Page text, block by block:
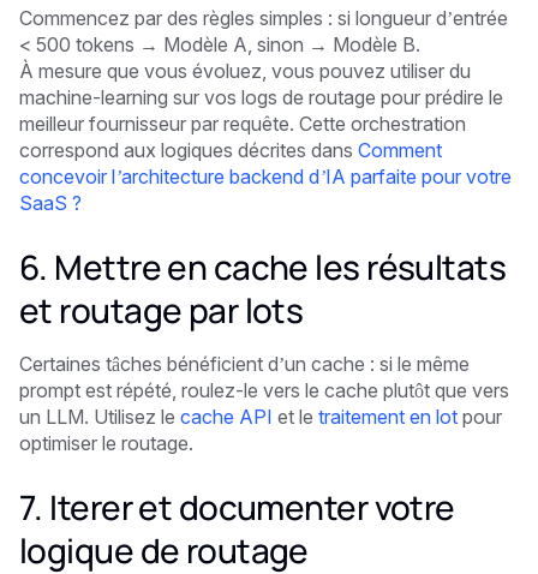
Commencez par des règles simples : si longueur d’entrée
< 500 tokens → Modèle A, sinon → Modèle B.
À mesure que vous évoluez, vous pouvez utiliser du
machine-learning sur vos logs de routage pour prédire le
meilleur fournisseur par requête. Cette orchestration
correspond aux logiques décrites dans Comment
concevoir l’architecture backend d’IA parfaite pour votre
SaaS ?
6. Mettre en cache les résultats
et routage par lots
Certaines tâches bénéficient d’un cache : si le même
prompt est répété, roulez-le vers le cache plutôt que vers
un LLM. Utilisez le cache API et le traitement en lot pour
optimiser le routage.
7. Iterer et documenter votre
logique de routage